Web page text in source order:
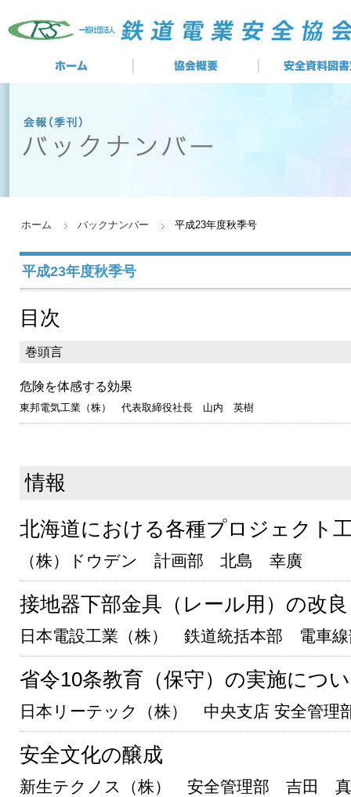
ホーム バックナンバー 平成23年度秋季号
平成23年度秋季号
目次
巻頭言
危険を体感する効果
東邦電気工業（株） 代表取締役社長 山内 英樹
情報
北海道における各種プロジェクト
（株）ドウデン 計画部 北島 幸廣
接地器下部金具（レール用）の改良
日本電設工業（株） 鉄道統括本部 電車
省令10条教育（保守）の実施につ
日本リーテック（株） 中央支店 安全管
安全文化の醸成
新生テクノス（株） 安全管理部 吉田